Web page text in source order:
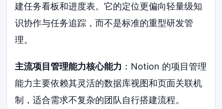
建任务看板和进度表。它的定位更偏向轻量级知
识协作与任务追踪，而不是标准的重型研发管
理。
主流项目管理能力核心能力 ：Notion 的项目管理
能力主要依赖其灵活的数据库视图和页面关联机
制，适合需求不复杂的团队自行搭建流程。